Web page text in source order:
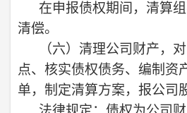
在申报债权期间，清算组
清偿。
（六） 清理公司财产，
点、核实债权债务、编制资
单，制定清算方案，报公司